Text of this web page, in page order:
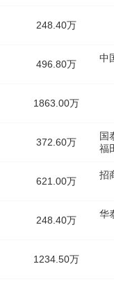
248.40万
496.80万
中
1863.00万
372.60万
国
福
621.00万
招
248.40万
华
1234.50万